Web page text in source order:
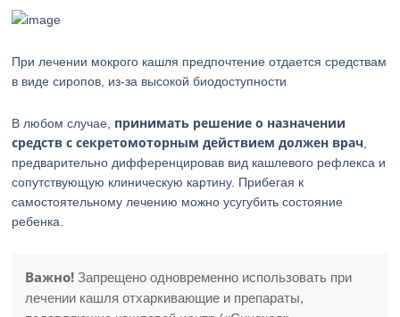
При лечении мокрого кашля предпочтение отдается средствам
в виде сиропов, из-за высокой биодоступности
В любом случае, принимать решение о назначении
средств с секретомоторным действием должен врач
предварительно дифференцировав вид кашлевого рефлекса и
сопутствующую клиническую картину. Прибегая к
самостоятельному лечению можно усугубить состояние
ребенка.
Важно! Запрещено одновременно использовать при
лечении кашля отхаркивающие и препараты,